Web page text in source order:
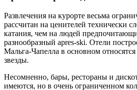
Развлечения на курорте весьма
рассчитан на ценителей технически
катания, чем на людей
разнообразный аpres-ski. Отели
Мальга-Чапелла в основном
звезды.
Несомненно, бары, рестораны и
имеются, но в очень ограниченном